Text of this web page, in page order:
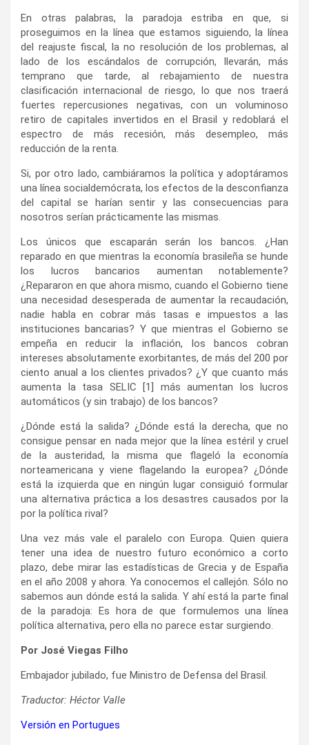
En otras palabras, la paradoja estriba en que, si
proseguimos en la línea que estamos siguiendo, la línea
del reajuste fiscal, la no resolución de los problemas, al
lado de los escándalos de corrupción, llevarán, más
temprano que tarde, al rebajamiento de nuestra
clasificación internacional de riesgo, lo que nos traerá
fuertes repercusiones negativas, con un voluminoso
retiro de capitales invertidos en el Brasil y redoblará el
espectro de más recesión, más desempleo, más
reducción de la renta.
Si, por otro lado, cambiáramos la política y adoptáramos
una línea socialdemócrata, los efectos de la desconfianza
del capital se harían sentir y las consecuencias para
nosotros serían prácticamente las mismas.
Los únicos que escaparán serán los bancos. ¿Han
reparado en que mientras la economía brasileña se hunde
los lucros bancarios aumentan notablemente?
¿Repararon en que ahora mismo, cuando el Gobierno tiene
una necesidad desesperada de aumentar la recaudación,
nadie habla en cobrar más tasas e impuestos a las
instituciones bancarias? Y que mientras el Gobierno se
empeña en reducir la inflación, los bancos cobran
intereses absolutamente exorbitantes, de más del 200 por
ciento anual a los clientes privados? ¿Y que cuanto más
aumenta la tasa SELIC [1] más aumentan los lucros
automáticos (y sin trabajo) de los bancos?
¿Dónde está la salida? ¿Dónde está la derecha, que no
consigue pensar en nada mejor que la línea estéril y cruel
de la austeridad, la misma que flageló la economía
norteamericana y viene flagelando la europea? ¿Dónde
está la izquierda que en ningún lugar consiguió formular
una alternativa práctica a los desastres causados por la
por la política rival?
Una vez más vale el paralelo con Europa. Quien quiera
tener una idea de nuestro futuro económico a corto
plazo, debe mirar las estadísticas de Grecia y de España
en el año 2008 y ahora. Ya conocemos el callejón. Sólo no
sabemos aun dónde está la salida. Y ahí está la parte final
de la paradoja: Es hora de que formulemos una línea
política alternativa, pero ella no parece estar surgiendo.
Por José Viegas Filho
Embajador jubilado, fue Ministro de Defensa del Brasil.
Traductor: Héctor Valle
Versión en Portugues